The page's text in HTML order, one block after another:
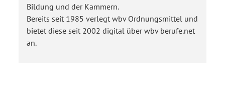
Bildung und der Kammern.
Bereits seit 1985 verlegt wbv Ordnungsmittel und
bietet diese seit 2002 digital über wbv berufe.net
an.